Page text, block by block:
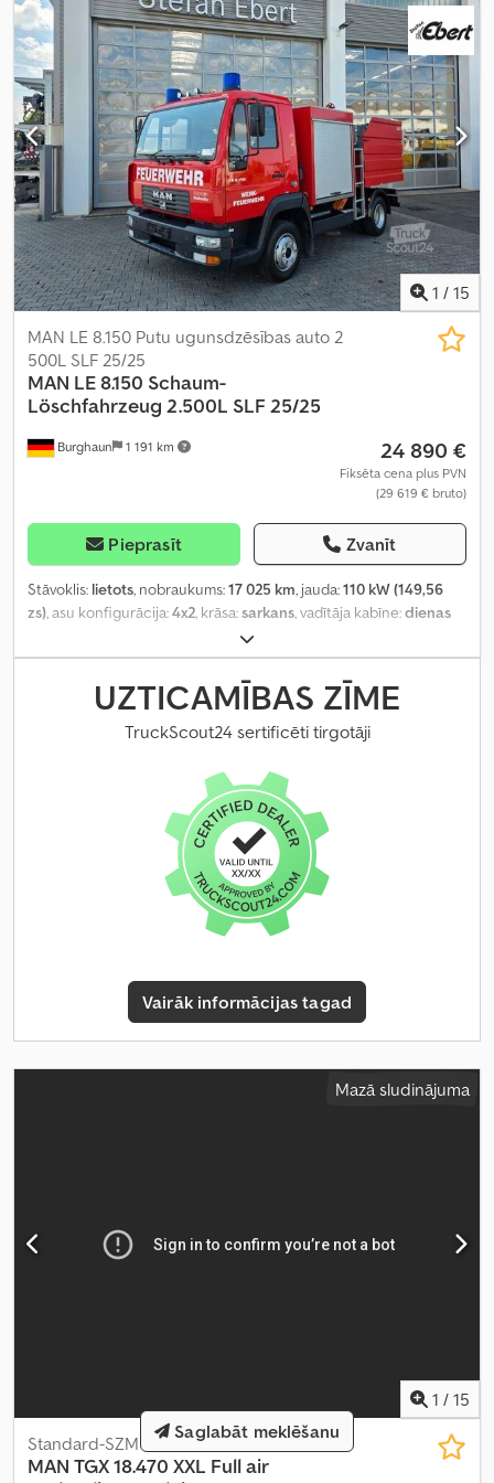
2 600 mm, kopējais augstums:3 200 mm, Ražošanas gads:2006,
1 / 15
Burghaun 1 191 km
MAN LE 8.150 Putu ugunsdzēsības auto 2
500L SLF 25/25
MAN LE 8.150 Schaum-
Löschfahrzeug 2.500L SLF 25/25
24 890 €
Fiksēta cena plus PVN
(29 619 € bruto)
Pieprasīt Zvanīt
Stāvoklis: lietots, nobraukums:17 025 km, jauda:110 kW (149,56
zs), asu konfigurācija:4x2, krāsa:sarkans, vadītāja kabīne:dienas
mehānisks
kopējais garums:55 000 mm, kopējais platums:23 700 mm,
kopējais augstums:28 500 mm , Ražošanas gads:2005 , Aprīkojums:
UZTICAMĪBAS ZĪME
TruckScout24 sertificēti tirgotāji
Vairāk informācijas tagad
Mazā sludinājuma
1 / 15
Standard-SZM
MAN TGX 18.470 XXL Full air
Saglabāt meklēšanu